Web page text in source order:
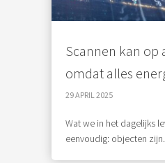
Scannen kan op
omdat alles
29 APRIL 2025
Wat we in het dagelijks
eenvoudig: objecten